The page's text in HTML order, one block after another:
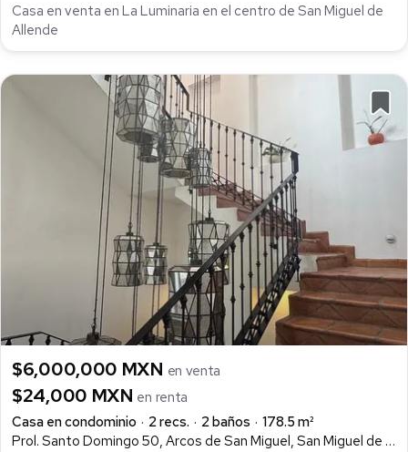
Casa en venta en La Luminaria en el centro de San Miguel de
Allende
$6,000,000 MXN en venta
$24,000 MXN en renta
Casa en condominio
2 recs. 2 baños
178.5 m²
Prol. Santo Domingo 50, Arcos de San Miguel, San Miguel de Allende